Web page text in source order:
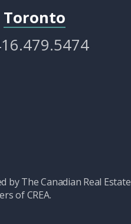
Toronto
by The Canadian Real Estate
of CREA.